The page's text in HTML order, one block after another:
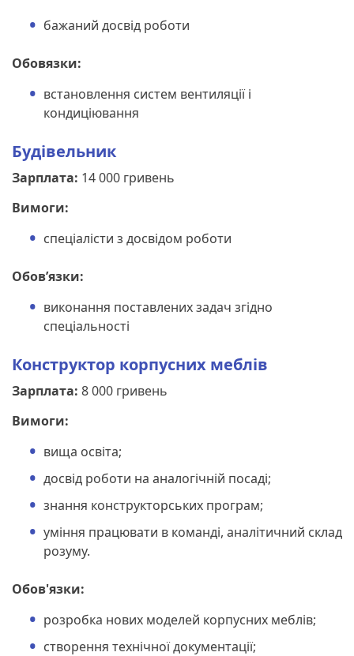
бажаний досвід роботи
Обовязки:
встановлення систем вентиляції і
кондиціювання
Будівельник
Зарплата: 14 000 гривень
Вимоги:
спеціалісти з досвідом роботи
Обов’язки:
виконання поставлених задач згідно
спеціальності
Конструктор корпусних меблів
Зарплата: 8 000 гривень
Вимоги:
вища освіта;
досвід роботи на аналогічній посаді;
знання конструкторських програм;
уміння працювати в команді, аналітичний склад
розуму.
Обов'язки:
розробка нових моделей корпусних меблів;
створення технічної документації;